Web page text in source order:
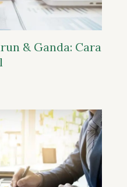
& Ganda: Cara